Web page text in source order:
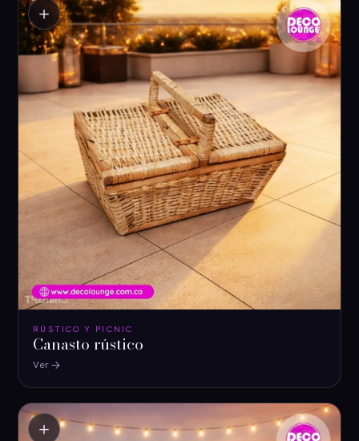
RÚSTICO Y PICNIC
Canasto rústico
Ver
＋
＋